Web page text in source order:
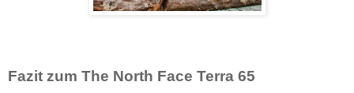
Fazit zum The North Face Terra 65